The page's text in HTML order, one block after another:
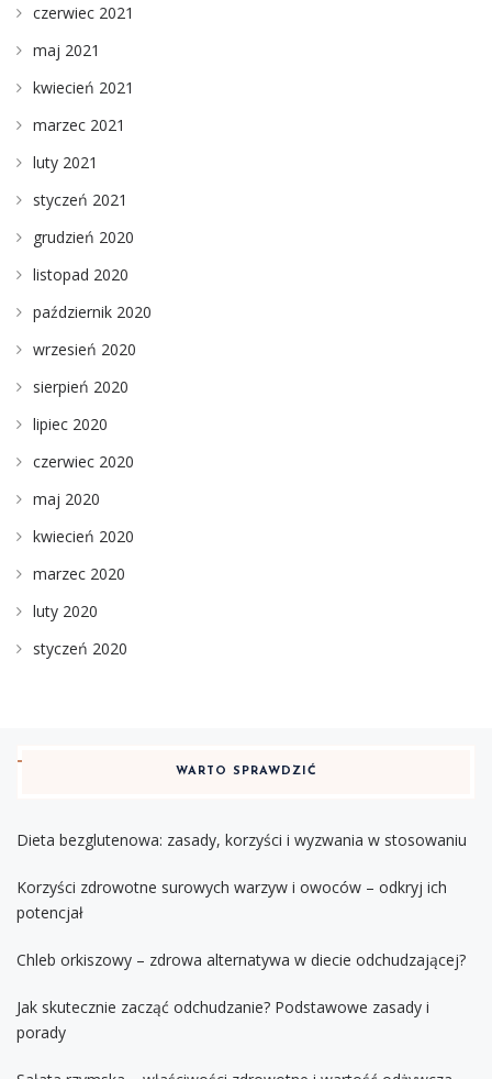
czerwiec 2021
maj 2021
kwiecień 2021
marzec 2021
luty 2021
styczeń 2021
grudzień 2020
listopad 2020
październik 2020
wrzesień 2020
sierpień 2020
lipiec 2020
czerwiec 2020
maj 2020
kwiecień 2020
marzec 2020
luty 2020
styczeń 2020
WARTO SPRAWDZIĆ
Dieta bezglutenowa: zasady, korzyści i wyzwania w stosowaniu
Korzyści zdrowotne surowych warzyw i owoców – odkryj ich
potencjał
Chleb orkiszowy – zdrowa alternatywa w diecie odchudzającej?
Jak skutecznie zacząć odchudzanie? Podstawowe zasady i
porady